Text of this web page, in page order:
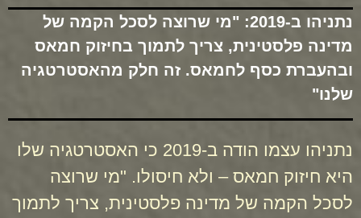
נתניהו ב-2019: "מי שרוצה לסכל הקמה של
מדינה פלסטינית, צריך לתמוך בחיזוק חמאס
ובהעברת כסף לחמאס. זה חלק מהאסטרטגיה
שלנו"
נתניהו עצמו הודה ב-2019 כי האסטרטגיה שלו
היא חיזוק חמאס – ולא חיסולו. "מי שרוצה
לסכל הקמה של מדינה פלסטינית, צריך לתמוך